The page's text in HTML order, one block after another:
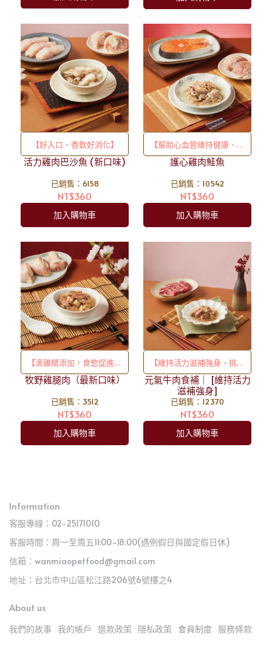
【好入口、香軟好消化】
活力雞肉巴沙魚 (新口味)
已銷售：6158
NT$360
加入購物車
【幫助心血管維持健康、富
含Omega3】
護心雞肉鮭魚
已銷售：10542
NT$360
加入購物車
【滴雞精添加，食慾促進、
幫助毛孩健康發育】
牧野雞腿肉（最新口味）
已銷售：3512
NT$360
加入購物車
【維持活力滋補強身、挑食
鬼最愛】
元氣牛肉食補｜ [維持活力
滋補強身]
已銷售：12370
NT$360
加入購物車
Information
客服專線：02-25171010
客服時間：周一至周五11:00-18:00(遇例假日與國定假日休)
信箱：wanmiaopetfood@gmail.com
地址：台北市中山區松江路206號6號樓之4
About us
我們的故事 我的帳戶 退款政策 隱私政策 會員制度 服務條款